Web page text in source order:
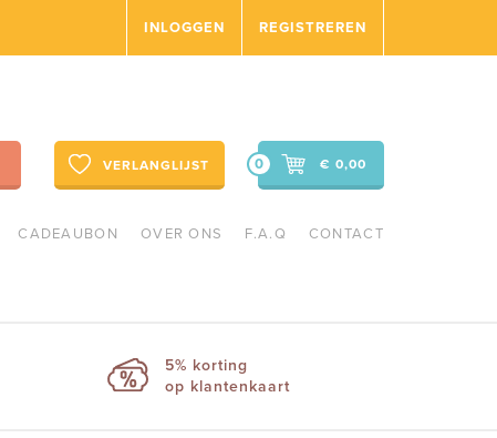
INLOGGEN REGISTREREN
VERLANGLIJST € 0,00
0
CADEAUBON OVER ONS F.A.Q CONTACT
5% korting
op klantenkaart